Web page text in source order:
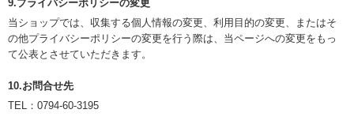
9.プライバシーポリシーの変更
当ショップでは、収集する個人情報の変更、利用目的の変更、またはそ
の他プライバシーポリシーの変更を行う際は、当ページへの変更をもっ
て公表とさせていただきます。
10.お問合せ先
TEL：0794-60-3195